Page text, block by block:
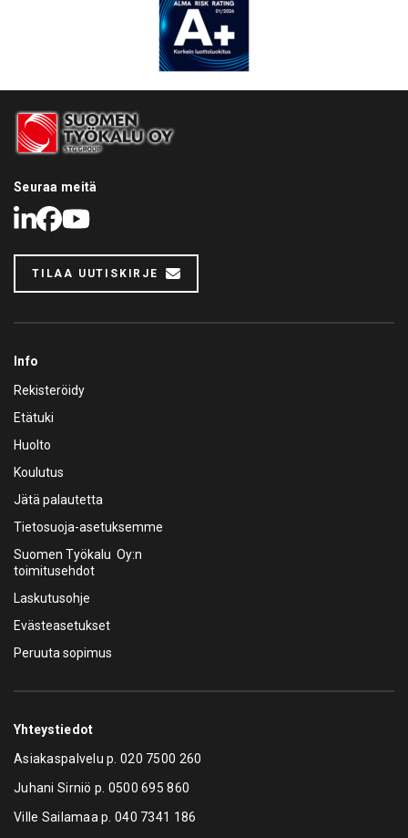
pistehitsauskoneet nopeisiin ja tuottaviin kosmeettisten
vaurioiden korjauksiin ilman massiivisia purkutöitä.
Induktiokuumentimet:Turvallinen ja liekitön tapa irrottaa
sulamista.
Suunnitellaanko teille uusi maalaamo tai päivitys
esikäsittelytilojen hankinta on kokonaisvaltainen
projekti, jossa ilmanvaihto, tilojen mitat ja
energiatehokkuus on laskettava tarkasti. Ota
yhteyttä asiantuntijoihimme, niin autamme
teidän korjaamollenne parhaiten sopivan
kokonaisuuden!myynti@suomentyokalu.fi
Seuraa meitä
LinkedIn
Facebook
Youtube
TILAA UUTISKIRJE
Info
Rekisteröidy
Etätuki
Huolto
Koulutus
Jätä palautetta
Tietosuoja-asetuksemme
Suomen Työkalu Oy:n
toimitusehdot
Laskutusohje
Evästeasetukset
Peruuta sopimus
Yhteystiedot
Asiakaspalvelu p.020 7500 260
Juhani Sirniö p. 0500 695 860
Ville Sailamaa p.040 7341 186